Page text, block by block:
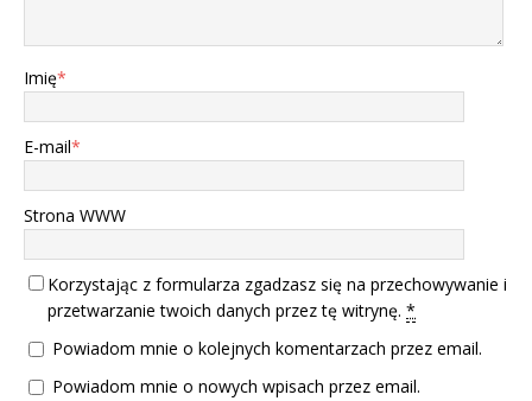
Imię*
E-mail*
Strona WWW
Korzystając z formularza zgadzasz się na przechowywanie i
przetwarzanie twoich danych przez tę witrynę. *
Powiadom mnie o kolejnych komentarzach przez email.
Powiadom mnie o nowych wpisach przez email.